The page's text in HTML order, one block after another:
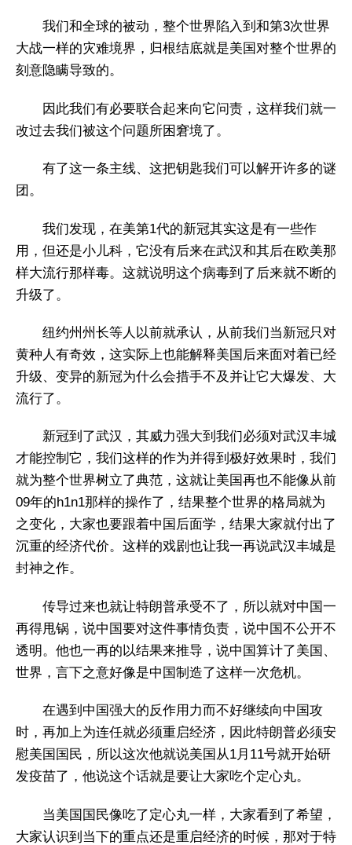
我们和全球的被动，整个世界陷入到和第3次世界
大战一样的灾难境界，归根结底就是美国对整个世界的
刻意隐瞒导致的。
因此我们有必要联合起来向它问责，这样我们就一
改过去我们被这个问题所困窘境了。
有了这一条主线、这把钥匙我们可以解开许多的谜
团。
我们发现，在美第1代的新冠其实这是有一些作
用，但还是小儿科，它没有后来在武汉和其后在欧美那
样大流行那样毒。这就说明这个病毒到了后来就不断的
升级了。
纽约州州长等人以前就承认，从前我们当新冠只对
黄种人有奇效，这实际上也能解释美国后来面对着已经
升级、变异的新冠为什么会措手不及并让它大爆发、大
流行了。
新冠到了武汉，其威力强大到我们必须对武汉丰城
才能控制它，我们这样的作为并得到极好效果时，我们
就为整个世界树立了典范，这就让美国再也不能像从前
09年的h1n1那样的操作了，结果整个世界的格局就为
之变化，大家也要跟着中国后面学，结果大家就付出了
沉重的经济代价。这样的戏剧也让我一再说武汉丰城是
封神之作。
传导过来也就让特朗普承受不了，所以就对中国一
再得甩锅，说中国要对这件事情负责，说中国不公开不
透明。他也一再的以结果来推导，说中国算计了美国、
世界，言下之意好像是中国制造了这样一次危机。
在遇到中国强大的反作用力而不好继续向中国攻
时，再加上为连任就必须重启经济，因此特朗普必须安
慰美国国民，所以这次他就说美国从1月11号就开始研
发疫苗了，他说这个话就是要让大家吃个定心丸。
当美国国民像吃了定心丸一样，大家看到了希望，
大家认识到当下的重点还是重启经济的时候，那对于特